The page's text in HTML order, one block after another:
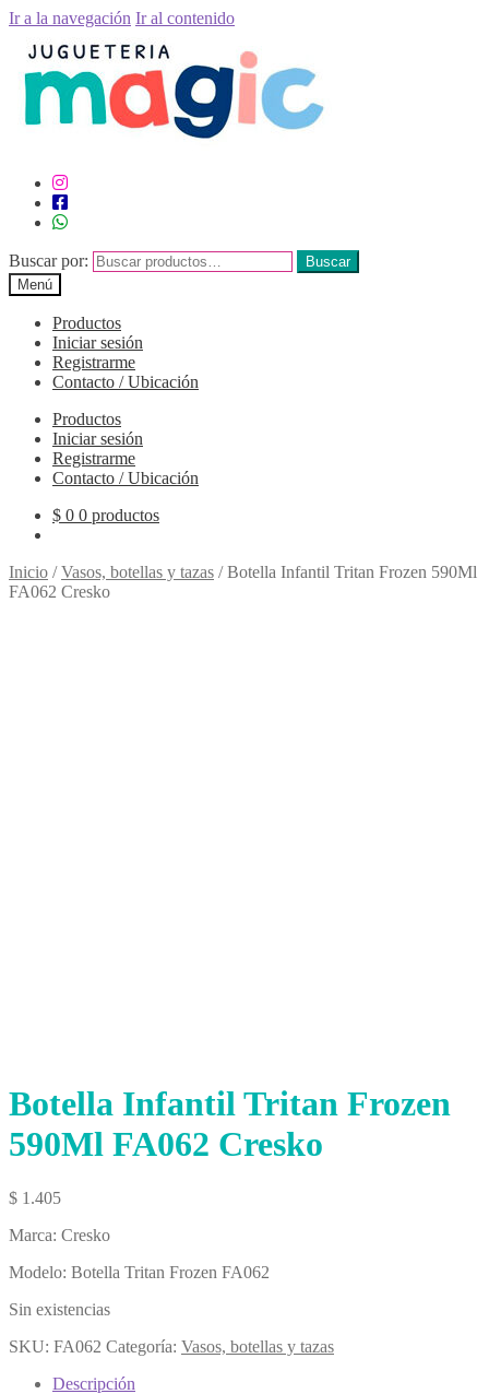
Ir a la navegación Ir al contenido
Buscar por:
Buscar
Menú
Productos
Iniciar sesión
Registrarme
Contacto / Ubicación
Productos
Iniciar sesión
Registrarme
Contacto / Ubicación
$ 0 0 productos
Inicio /Vasos, botellas y tazas /Botella Infantil Tritan Frozen 590Ml
FA062 Cresko
Botella Infantil Tritan Frozen
590Ml FA062 Cresko
$ 1.405
Marca: Cresko
Modelo: Botella Tritan Frozen FA062
Sin existencias
SKU: FA062 Categoría: Vasos, botellas y tazas
Descripción